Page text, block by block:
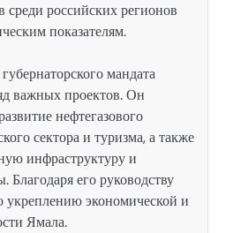
российских регионов
показателям.
мандата
важных проектов. Он
нефтегазового
сектора и туризма, а также
инфраструктуру и
его руководству
экономической и
Ямала.